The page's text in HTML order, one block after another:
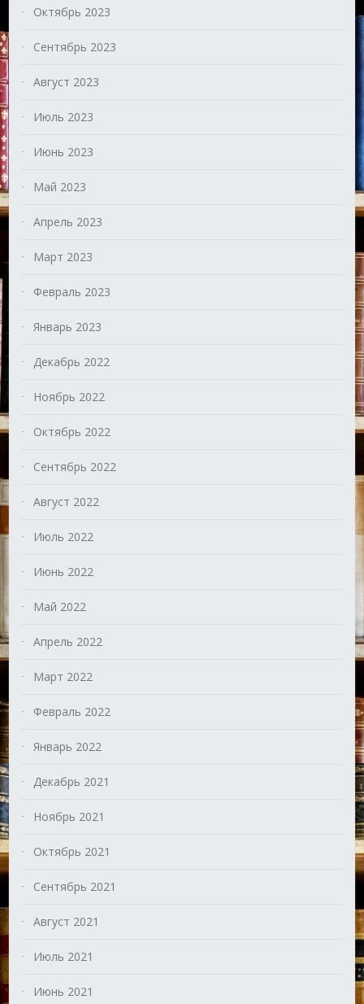
Октябрь 2023
Сентябрь 2023
Август 2023
Июль 2023
Июнь 2023
Май 2023
Апрель 2023
Март 2023
Февраль 2023
Январь 2023
Декабрь 2022
Ноябрь 2022
Октябрь 2022
Сентябрь 2022
Август 2022
Июль 2022
Июнь 2022
Май 2022
Апрель 2022
Март 2022
Февраль 2022
Январь 2022
Декабрь 2021
Ноябрь 2021
Октябрь 2021
Сентябрь 2021
Август 2021
Июль 2021
Июнь 2021